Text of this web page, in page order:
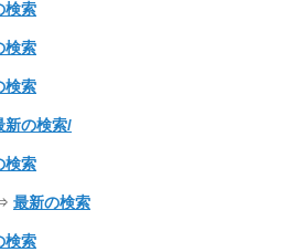
検索
検索
検索
新の検索/
検索
最新の検索
検索